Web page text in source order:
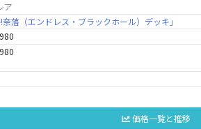
ア
落（エンドレス・ブラックホール）デッキ」
価格一覧と推移